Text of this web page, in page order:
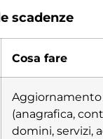
scadenze
Cosa fare
(anagrafica,
domini, servizi,